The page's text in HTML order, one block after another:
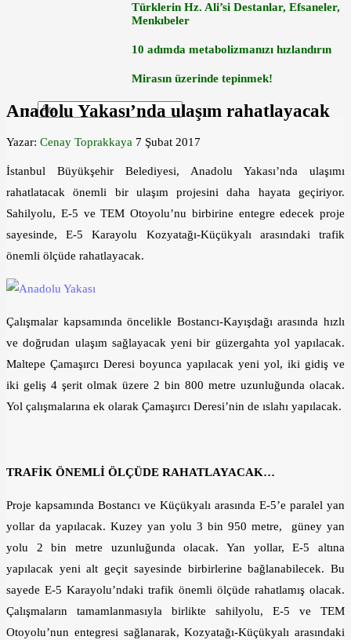
Türklerin Hz. Ali’si Destanlar, Efsaneler,
Menkıbeler
10 adımda metabolizmanızı hızlandırın
Mirasın üzerinde tepinmek!
Anadolu Yakası’nda ulaşım rahatlayacak
Yazar: Cenay Toprakkaya 7 Şubat 2017
İstanbul Büyükşehir Belediyesi, Anadolu Yakası’nda ulaşımı
rahatlatacak önemli bir ulaşım projesini daha hayata geçiriyor.
Sahilyolu, E-5 ve TEM Otoyolu’nu birbirine entegre edecek proje
sayesinde, E-5 Karayolu Kozyatağı-Küçükyalı arasındaki trafik
önemli ölçüde rahatlayacak.
Çalışmalar kapsamında öncelikle Bostancı-Kayışdağı arasında hızlı
ve doğrudan ulaşım sağlayacak yeni bir güzergahta yol yapılacak.
Maltepe Çamaşırcı Deresi boyunca yapılacak yeni yol, iki gidiş ve
iki geliş 4 şerit olmak üzere 2 bin 800 metre uzunluğunda olacak.
Yol çalışmalarına ek olarak Çamaşırcı Deresi’nin de ıslahı yapılacak.
TRAFİK ÖNEMLİ ÖLÇÜDE RAHATLAYACAK…
Proje kapsamında Bostancı ve Küçükyalı arasında E-5’e paralel yan
yollar da yapılacak. Kuzey yan yolu 3 bin 950 metre, güney yan
yolu 2 bin metre uzunluğunda olacak. Yan yollar, E-5 altına
yapılacak yeni alt geçit sayesinde birbirlerine bağlanabilecek. Bu
sayede E-5 Karayolu’ndaki trafik önemli ölçüde rahatlamış olacak.
Çalışmaların tamamlanmasıyla birlikte sahilyolu, E-5 ve TEM
Otoyolu’nun entegresi sağlanarak, Kozyatağı-Küçükyalı arasındaki